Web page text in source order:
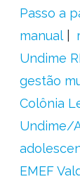
Passo a
manual
Undime
gestão
Colônia
Undime/
EMEF